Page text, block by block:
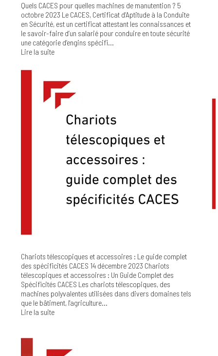
Quels CACES pour quelles machines de manutention ? 5
octobre 2023 Le CACES, Certificat d’Aptitude à la Conduite
en Sécurité, est un certificat attestant les connaissances et
le savoir-faire d’un salarié pour conduire en toute sécurité
une catégorie d’engins spécifi...
Lire la suite
Chariots télescopiques et accessoires : Le guide complet
des spécificités CACES 14 décembre 2023 Chariots
télescopiques et accessoires : Un Guide Complet des
Spécificités CACES Les chariots télescopiques, des
machines polyvalentes utilisées dans divers domaines tels
que le bâtiment, l'agriculture...
Lire la suite